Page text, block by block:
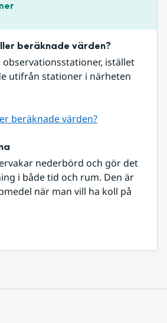
beräknade värden?
istället
utifrån stationer i närheten
beräknade värden?
nederbörd och gör det
i både tid och rum. Den är
när man vill ha koll på